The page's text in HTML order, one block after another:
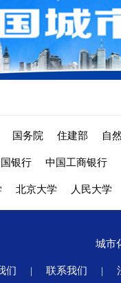
国务院 住建部 自
银行 中国工商银行
北京大学 人民大学
城市
们 | 联系我们 |